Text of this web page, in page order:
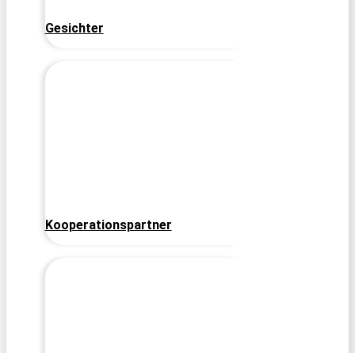
Gesichter
Kooperationspartner